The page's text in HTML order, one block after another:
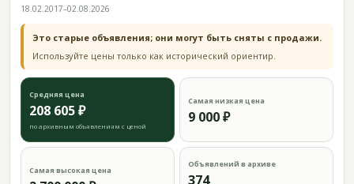
18.02.2017–02.08.2026
Это старые объявления; они могут быть сняты с продажи.
Используйте цены только как исторический ориентир.
Средняя цена
208 605 ₽
по архивным объявлениям с ценой
Самая низкая цена
9 000 ₽
Самая высокая цена
Объявлений в архиве
374